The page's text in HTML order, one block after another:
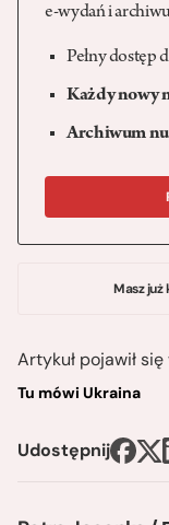
e-wydań i
Pełny dostęp
Każdy nowy
Archiwum
Masz już
Artykuł pojawił
Tu mówi Ukraina
Udostępnij